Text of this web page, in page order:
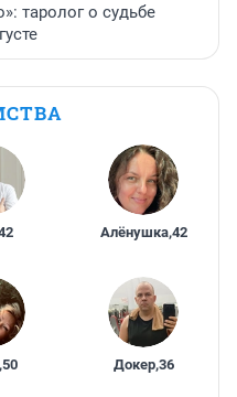
таролог о судьбе
Алёнушка,42
50 Докер,36